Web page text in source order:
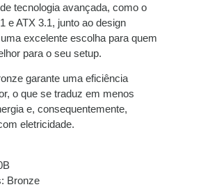
com
R$ 553,40
com
R$562,17
com
tecnologia avançada, como o
e ATX 3.1, junto ao design
excelente escolha para quem
para o seu setup.
garante uma eficiência
o que se traduz em menos
e, consequentemente,
eletricidade.
Bronze